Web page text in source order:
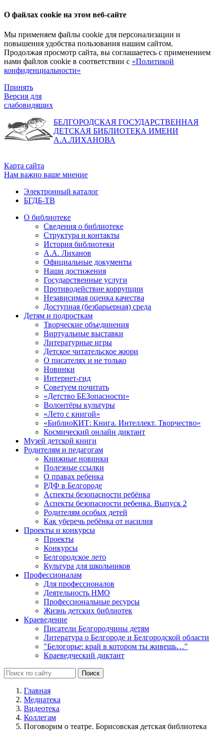
О файлах cookie на этом веб-сайте
Мы применяем файлы cookie для персонализации и
повышения удобства пользования нашим сайтом.
Продолжая просмотр сайта, вы соглашаетесь с применением
нами файлов cookie в соответствии с «Политикой
конфиденциальности»
Принять
Версия для
слабовидящих
БЕЛГОРОДСКАЯ ГОСУДАРСТВЕННАЯ
ДЕТСКАЯ БИБЛИОТЕКА ИМЕНИ
А.А.ЛИХАНОВА
Карта сайта
Нам важно ваше мнение
Электронный каталог
БГДБ-ТВ
О библиотеке
Сведения о библиотеке
Структура и контакты
История библиотеки
А.А. Лиханов
Официальные документы
Наши достижения
Государственные услуги
Противодействие коррупции
Независимая оценка качества
Доступная (безбарьерная) среда
Детям и подросткам
Творческие объединения
Виртуальные выставки
Литературные игры
Детское читательское жюри
О писателях и не только
Новинки
Интернет-гид
Советуем почитать
«Детство БЕЗопасности»
Волонтёры культуры
«Лето с книгой»
«БиблиоКИТ: Книга. Интеллект. Творчество»
Космический онлайн диктант
Музей детской книги
Родителям и педагогам
Книжные новинки
Полезные ссылки
О правах ребенка
РДФ в Белгороде
Аспекты безопасности ребёнка
Аспекты безопасности ребенка. Выпуск 2
Родителям особых детей
Как уберечь ребёнка от насилия
Проекты и конкурсы
Проекты
Конкурсы
Белгородское лето
Культура для школьников
Профессионалам
Для профессионалов
Деятельность НМО
Профессиональные ресурсы
Жизнь детских библиотек
Краеведение
Писатели Белгородчины детям
Литература о Белгороде и Белгородской области
"Белогорье: край в котором ты живешь…"
Краеведческий диктант
Главная
Медиатека
Видеотека
Коллегам
Поговорим о театре. Борисовская детская библиотека